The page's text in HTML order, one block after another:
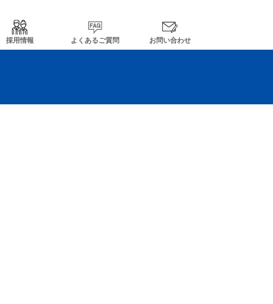
採用情報 よくあるご質問 お問い合わせ